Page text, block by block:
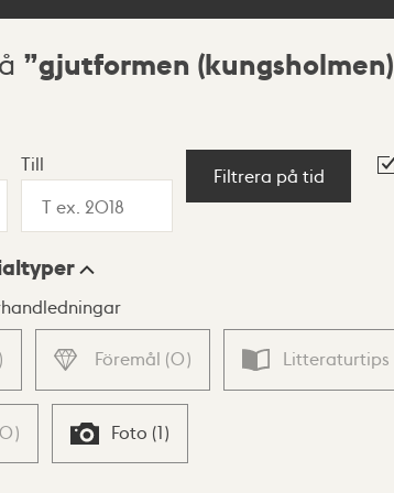
gjutformen (kungsholmen)
Till
Filtrera på tid
) Föremål (0) Litteraturtips
0) Foto (1)